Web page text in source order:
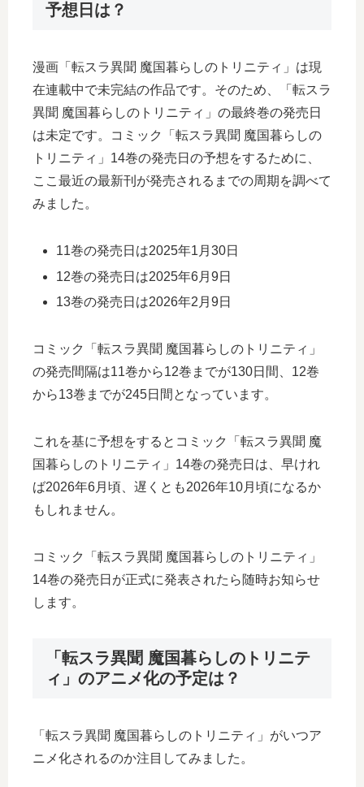
予想日は？
漫画「転スラ異聞 魔国暮らしのトリニティ」は現
在連載中で未完結の作品です。そのため、「転スラ
異聞 魔国暮らしのトリニティ」の最終巻の発売日
は未定です。コミック「転スラ異聞 魔国暮らしの
トリニティ」14巻の発売日の予想をするために、
ここ最近の最新刊が発売されるまでの周期を調べて
みました。
11巻の発売日は2025年1月30日
12巻の発売日は2025年6月9日
13巻の発売日は2026年2月9日
コミック「転スラ異聞 魔国暮らしのトリニティ」
の発売間隔は11巻から12巻までが130日間、12巻
から13巻までが245日間となっています。
これを基に予想をするとコミック「転スラ異聞 魔
国暮らしのトリニティ」14巻の発売日は、早けれ
ば2026年6月頃、遅くとも2026年10月頃になるか
もしれません。
コミック「転スラ異聞 魔国暮らしのトリニティ」
14巻の発売日が正式に発表されたら随時お知らせ
します。
「転スラ異聞 魔国暮らしのトリニテ
ィ」のアニメ化の予定は？
「転スラ異聞 魔国暮らしのトリニティ」がいつア
ニメ化されるのか注目してみました。